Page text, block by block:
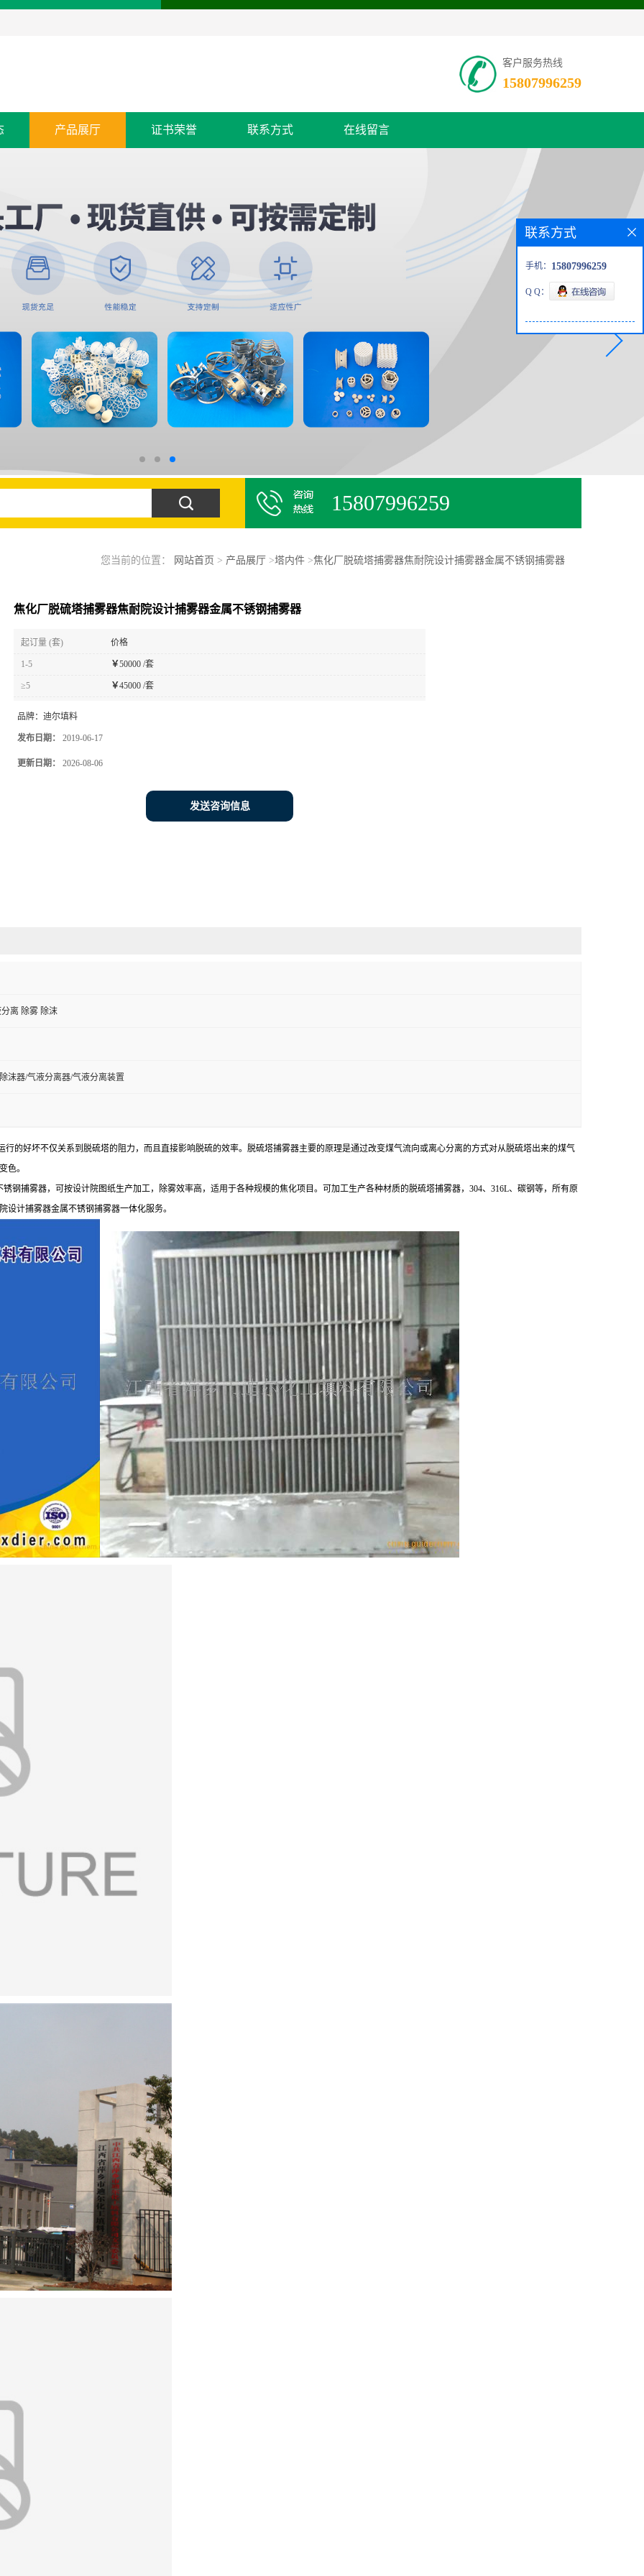
客户服务热线
15807996259
产品展厅 证书荣誉 联系方式 在线留言
15807996259
您当前的位置： 网站首页 > 产品展厅 >塔内件>焦化厂脱硫塔捕雾器焦耐院设计捕雾器金属不锈钢捕雾器
焦化厂脱硫塔捕雾器焦耐院设计捕雾器金属不锈钢捕雾器
起订量 (套) 价格
1-5 ￥50000 /套
≥5 ￥45000 /套
品牌： 迪尔填料
发布日期： 2019-06-17
更新日期： 2026-08-06
发送咨询信息
离 除雾 除沫
沫器/气液分离器/气液分离装置
的好坏不仅关系到脱硫塔的阻力，而且直接影响脱硫的效率。脱硫塔捕雾器主要的原理是通过改变煤气流向或离心分离的方式对从脱硫塔出来的煤气
色。
捕雾器，可按设计院图纸生产加工，除雾效率高，适用于各种规模的焦化项目。可加工生产各种材质的脱硫塔捕雾器，304、316L、碳钢等，所有原
计捕雾器金属不锈钢捕雾器一体化服务。
联系方式
手机： 15807996259
Q Q：